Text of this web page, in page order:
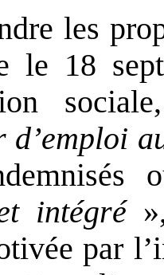
les
le 18
d’emploi
intégré»,
par